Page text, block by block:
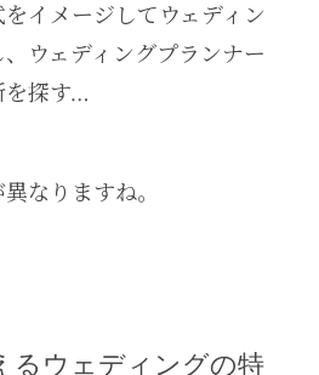
イメージしてウェディン
ウェディングプランナー
を探す…
なりますね。
るウェディングの特